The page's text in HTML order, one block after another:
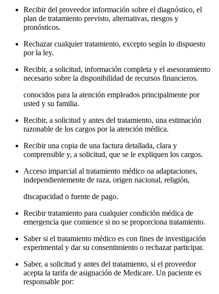
Recibir del proveedor información sobre el diagnóstico, el
plan de tratamiento previsto, alternativas, riesgos y
pronósticos.
Rechazar cualquier tratamiento, excepto según lo dispuesto
por la ley.
Recibir, a solicitud, información completa y el asesoramiento
necesario sobre la disponibilidad de recursos financieros.
conocidos para la atención empleados principalmente por
usted y su familia.
Recibir, a solicitud y antes del tratamiento, una estimación
razonable de los cargos por la atención médica.
Recibir una copia de una factura detallada, clara y
comprensible y, a solicitud, que se le expliquen los cargos.
Acceso imparcial al tratamiento médico oa adaptaciones,
independientemente de raza, origen nacional, religión,
discapacidad o fuente de pago.
Recibir tratamiento para cualquier condición médica de
emergencia que comience si no se proporciona tratamiento.
Saber si el tratamiento médico es con fines de investigación
experimental y dar su consentimiento o rechazar participar.
Saber, a solicitud y antes del tratamiento, si el proveedor
acepta la tarifa de asignación de Medicare. Un paciente es
responsable por: